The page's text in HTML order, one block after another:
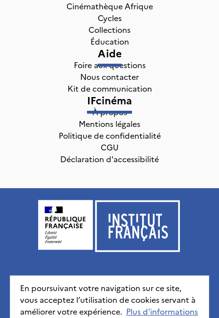
En poursuivant votre navigation sur ce site,
vous acceptez l’utilisation de cookies servant à
améliorer votre expérience. Plus d'informations
Cinémathèque Afrique
Cycles
Collections
Éducation
Aide
Foire aux questions
Nous contacter
Kit de communication
IFcinéma
À propos
Mentions légales
Politique de confidentialité
CGU
Déclaration d'accessibilité
Institut français, tous droits réservés 2026
Mentions légales Politique de confidentialité
CGU
Déclaration d'accessibilité